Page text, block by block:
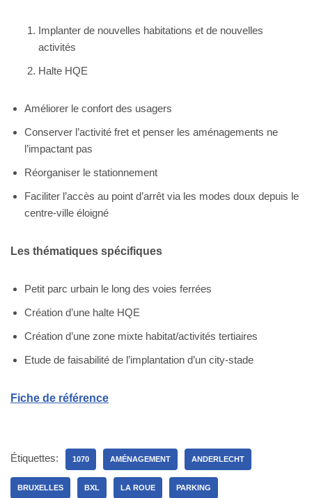
Implanter de nouvelles habitations et de nouvelles
activités
Halte HQE
Améliorer le confort des usagers
Conserver l’activité fret et penser les aménagements ne
l’impactant pas
Réorganiser le stationnement
Faciliter l’accès au point d’arrêt via les modes doux depuis le
centre-ville éloigné
Les thématiques spécifiques
Petit parc urbain le long des voies ferrées
Création d’une halte HQE
Création d’une zone mixte habitat/activités tertiaires
Etude de faisabilité de l’implantation d’un city-stade
Fiche de référence
Étiquettes: 1070 AMÉNAGEMENT ANDERLECHT
BRUXELLES BXL LA ROUE PARKING